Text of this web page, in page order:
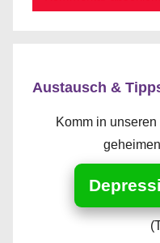
Austausch &
Komm in